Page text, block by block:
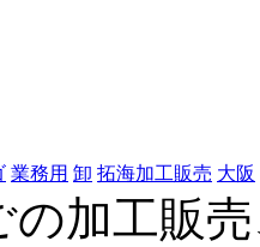
業務用 卸 拓海加工販売 大阪
の加工販